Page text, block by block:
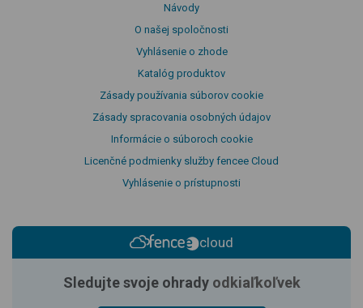
Návody
O našej spoločnosti
Vyhlásenie o zhode
Katalóg produktov
Zásady používania súborov cookie
Zásady spracovania osobných údajov
Informácie o súboroch cookie
Licenčné podmienky služby fencee Cloud
Vyhlásenie o prístupnosti
cloud
Sledujte svoje ohrady odkiaľkoľvek